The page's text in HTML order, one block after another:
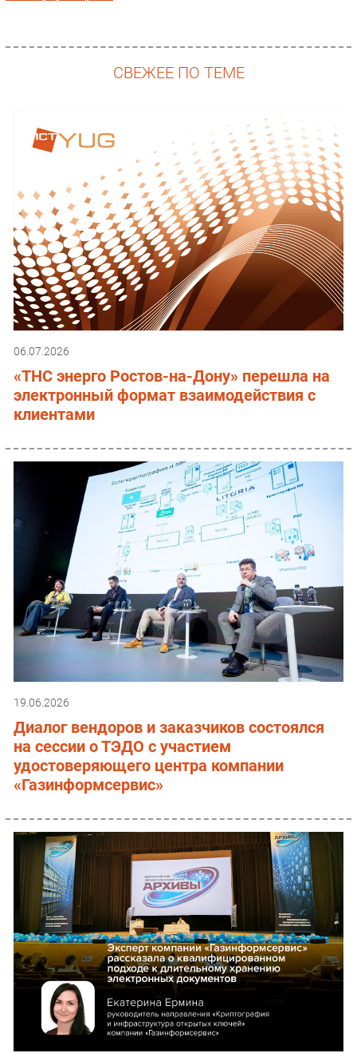
СВЕЖЕЕ ПО ТЕМЕ
06.07.2026
«ТНС энерго Ростов-на-Дону» перешла на
электронный формат взаимодействия с
клиентами
19.06.2026
Диалог вендоров и заказчиков состоялся
на сессии о ТЭДО с участием
удостоверяющего центра компании
«Газинформсервис»